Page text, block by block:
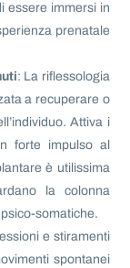
essere immersi in
prenatale
: La riflessologia
a recuperare o
Attiva i
forte impulso al
è utilissima
la colonna
somatiche.
e stiramenti
spontanei